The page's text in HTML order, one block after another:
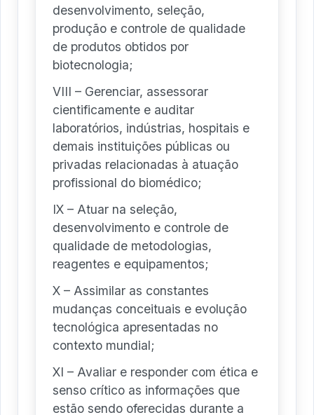
desenvolvimento, seleção,
produção e controle de qualidade
de produtos obtidos por
biotecnologia;
VIII – Gerenciar, assessorar
cientificamente e auditar
laboratórios, indústrias, hospitais e
demais instituições públicas ou
privadas relacionadas à atuação
profissional do biomédico;
IX – Atuar na seleção,
desenvolvimento e controle de
qualidade de metodologias,
reagentes e equipamentos;
X – Assimilar as constantes
mudanças conceituais e evolução
tecnológica apresentadas no
contexto mundial;
XI – Avaliar e responder com ética e
senso crítico as informações que
estão sendo oferecidas durante a